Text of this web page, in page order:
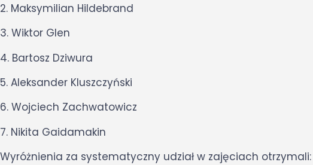
2. Maksymilian Hildebrand
3. Wiktor Glen
4. Bartosz Dziwura
5. Aleksander Kluszczyński
6. Wojciech Zachwatowicz
7. Nikita Gaidamakin
Wyróżnienia za systematyczny udział w zajęciach otrzymali: